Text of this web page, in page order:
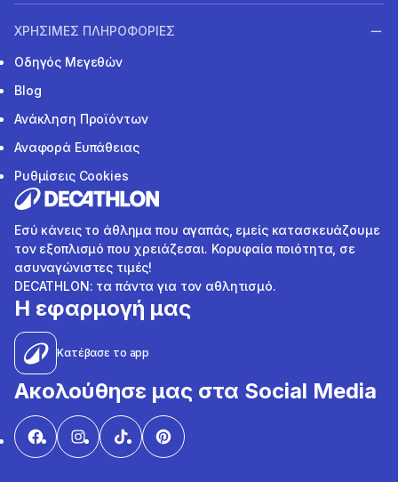
ΧΡΗΣΙΜΕΣ ΠΛΗΡΟΦΟΡΙΕΣ
Οδηγός Μεγεθών
Blog
Ανάκληση Προϊόντων
Αναφορά Ευπάθειας
Ρυθμίσεις Cookies
Εσύ κάνεις το άθλημα που αγαπάς, εμείς κατασκευάζουμε
τον εξοπλισμό που χρειάζεσαι. Κορυφαία ποιότητα, σε
ασυναγώνιστες τιμές!
DECATHLON: τα πάντα για τον αθλητισμό.
Η εφαρμογή μας
Κατέβασε το app
Ακολούθησε μας στα Social Media